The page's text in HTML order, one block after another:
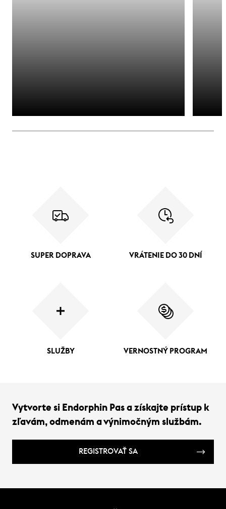
SUPER DOPRAVA VRÁTENIE DO 30 DNÍ
SLUŽBY VERNOSTNÝ PROGRAM
Vytvorte si Endorphin Pas a získajte prístup k
zľavám, odmenám a výnimočným službám.
REGISTROVAŤ SA